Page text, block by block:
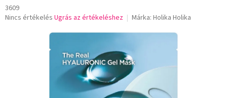
3609
A
Nincs értékelés Ugrás az értékeléshez Márka: Holika Holika